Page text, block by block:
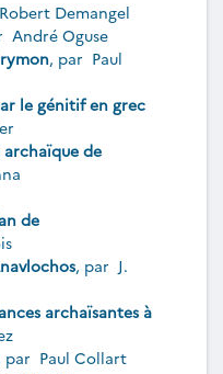
Robert Demangel
André Oguse
, par Paul
le génitif en grec
de
de
, par J.
archaïsantes à
par Paul Collart